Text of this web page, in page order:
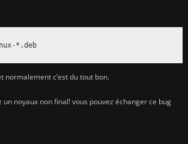
*.deb
normalement c’est du tout bon.
noyaux non final! vous pouvez échanger ce bug